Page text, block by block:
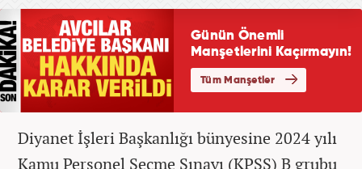
Diyanet İşleri Başkanlığı bünyesine 2024 yılı
Kamu Personel Seçme Sınavı (KPSS) B grubu